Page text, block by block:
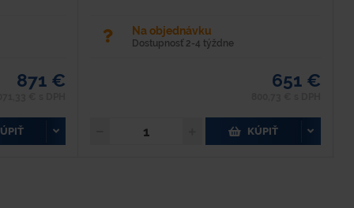
871 €
Na objednávku
Dostupnosť 2-4 týždne
651 €
KÚPIŤ